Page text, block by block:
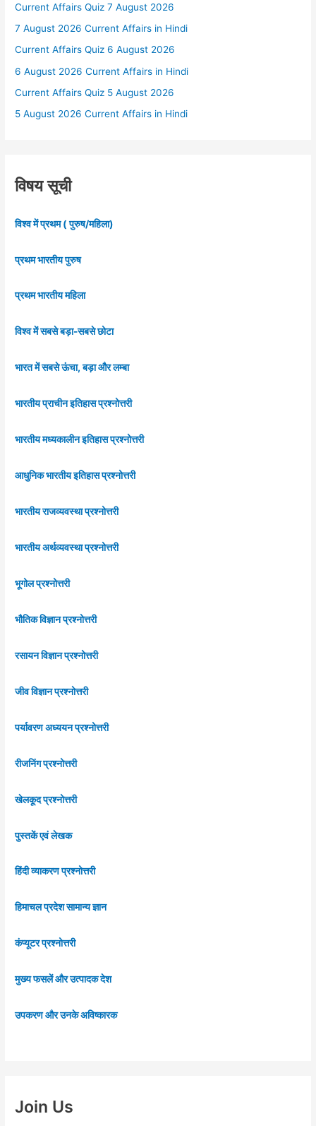
Current Affairs Quiz 7 August 2026
7 August 2026 Current Affairs in Hindi
Current Affairs Quiz 6 August 2026
6 August 2026 Current Affairs in Hindi
Current Affairs Quiz 5 August 2026
5 August 2026 Current Affairs in Hindi
विषय सूची
विश्व में प्रथम ( पुरुष/महिला)
प्रथम भारतीय पुरुष
प्रथम भारतीय महिला
विश्व में सबसे बड़ा-सबसे छोटा
भारत में सबसे ऊंचा, बड़ा और लम्बा
भारतीय प्राचीन इतिहास प्रश्नोत्तरी
भारतीय मध्यकालीन इतिहास प्रश्नोत्तरी
आधुनिक भारतीय इतिहास प्रश्नोत्तरी
भारतीय राजव्यवस्था प्रश्नोत्तरी
भारतीय अर्थव्यवस्था प्रश्नोत्तरी
भूगोल प्रश्नोत्तरी
भौतिक विज्ञान प्रश्नोत्तरी
रसायन विज्ञान प्रश्नोत्तरी
जीव विज्ञान प्रश्नोत्तरी
पर्यावरण अध्ययन प्रश्नोत्तरी
रीजनिंग प्रश्नोत्तरी
खेलकूद प्रश्नोत्तरी
पुस्तकें एवं लेखक
हिंदी व्याकरण प्रश्नोत्तरी
हिमाचल प्रदेश सामान्य ज्ञान
कंप्यूटर प्रश्नोत्तरी
मुख्य फसलें और उत्पादक देश
उपकरण और उनके अविष्कारक
Join Us